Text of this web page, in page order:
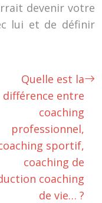
devenir votre
lui et de définir
Quelle est la
différence entre
coaching
professionnel,
sportif,
coaching de
coaching
de vie… ?